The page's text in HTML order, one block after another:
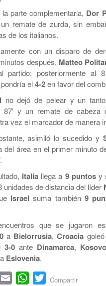
parte complementaria, Dor
remate de zurda, sin
de los italianos.
con un disparo de
después, Matteo
partido; posteriormente al
pondría el4-2en favor del
no dejó de pelear y un
87′ y un remate de cabeza
vez el marcador de manera
asimiló lo sucedido y
del área en el primer minuto
.
Italiallega a 9 puntosy
unidades de distancia del líder
Israel suma también 9
que se jugaron
a Bielorrusia,Croacia goleó
3-0 ante Dinamarca, Kosovo
a Eslovenia.
Email WhatsApp
Twitter
Compartir